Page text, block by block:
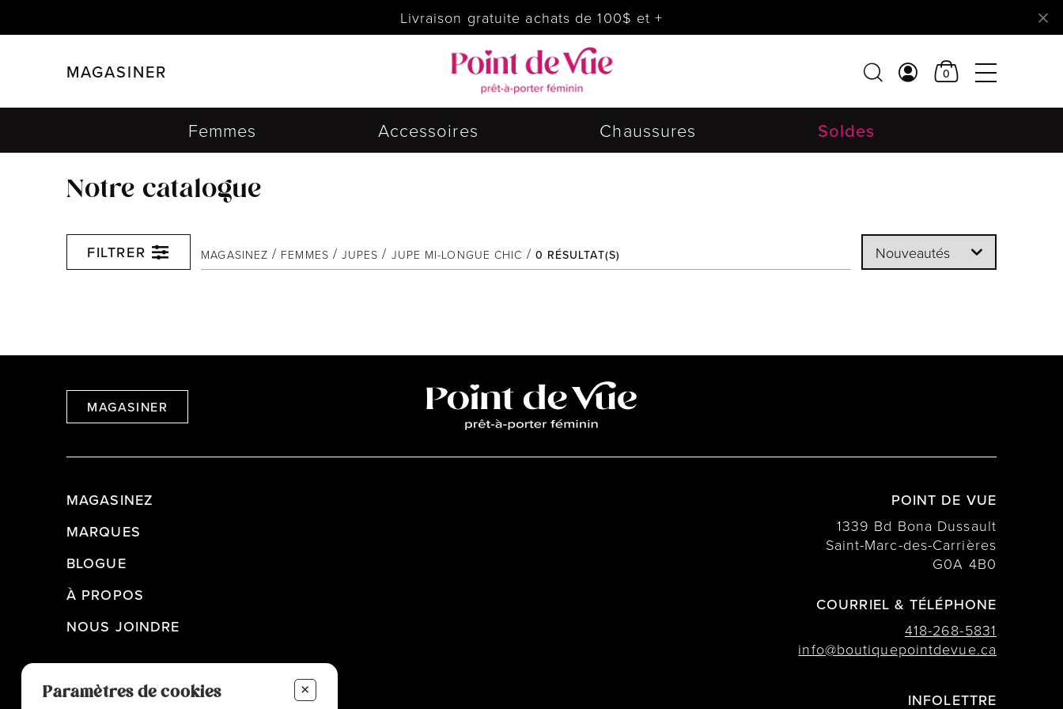
Livraison gratuite achats de 100$ et +
MAGASINER
FILTRER
0
Femmes Accessoires Chaussures Soldes
Notre catalogue
FILTRER MAGASINEZ FEMMES JUPES JUPE MI-LONGUE CHIC 0 RÉSULTAT(S)
MAGASINER
MAGASINEZ
MARQUES
BLOGUE
À PROPOS
NOUS JOINDRE
POINT DE VUE
1339 Bd Bona Dussault
Saint-Marc-des-Carrières
G0A 4B0
COURRIEL & TÉLÉPHONE
418-268-5831
info@boutiquepointdevue.ca
INFOLETTRE
Paramètres de cookies +